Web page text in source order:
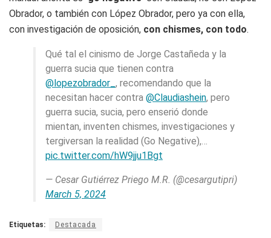
Obrador, o también con López Obrador, pero ya con ella,
con investigación de oposición, con chismes, con todo.
Qué tal el cinismo de Jorge Castañeda y la
guerra sucia que tienen contra
@lopezobrador_ , recomendando que la
necesitan hacer contra @Claudiashein, pero
guerra sucia, sucia, pero enserió donde
mientan, inventen chismes, investigaciones y
tergiversan la realidad (Go Negative),…
pic.twitter.com/hW9jju1Bgt
— Cesar Gutiérrez Priego M.R. (@cesargutipri)
March 5, 2024
Etiquetas: Destacada